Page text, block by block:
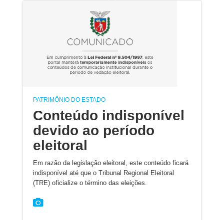
PATRIMÔNIO DO ESTADO
Conteúdo indisponível
devido ao período
eleitoral
Em razão da legislação eleitoral, este conteúdo ficará
indisponível até que o Tribunal Regional Eleitoral
(TRE) oficialize o término das eleições.